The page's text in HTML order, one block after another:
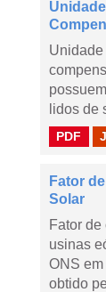
lidos de
PDF
Fator
Solar
Fator
usinas
ONS
obtido